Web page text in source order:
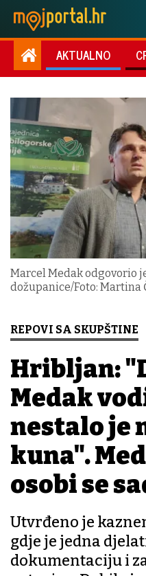
AKTUALNO
Marcel Medak odgovorio
dožupanice/Foto: Martina
REPOVI SA SKUPŠTINE
Hribljan:
Medak
nestalo je
kuna".
osobi se
Utvrđeno je
gdje je jedna
dokumentaciju i